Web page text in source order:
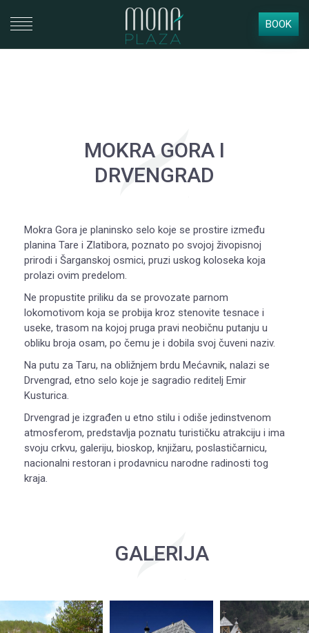
BOOK
MOKRA GORA I
DRVENGRAD
Mokra Gora je planinsko selo koje se prostire između
planina Tare i Zlatibora, poznato po svojoj živopisnoj
prirodi i Šarganskoj osmici, pruzi uskog koloseka koja
prolazi ovim predelom.
Ne propustite priliku da se provozate parnom
lokomotivom koja se probija kroz stenovite tesnace i
useke, trasom na kojoj pruga pravi neobičnu putanju u
obliku broja osam, po čemu je i dobila svoj čuveni naziv.
Na putu za Taru, na obližnjem brdu Mećavnik, nalazi se
Drvengrad, etno selo koje je sagradio reditelj Emir
Kusturica.
Drvengrad je izgrađen u etno stilu i odiše jedinstvenom
atmosferom, predstavlja poznatu turističku atrakciju i ima
svoju crkvu, galeriju, bioskop, knjižaru, poslastičarnicu,
nacionalni restoran i prodavnicu narodne radinosti tog
kraja.
GALERIJA